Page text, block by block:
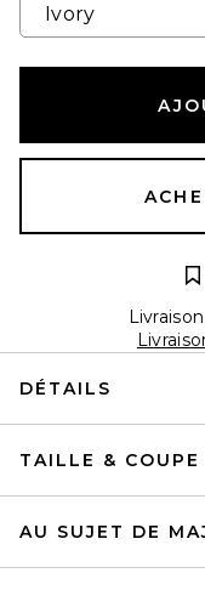
DÉTAILS
TAILLE & COUPE
AU SUJET DE